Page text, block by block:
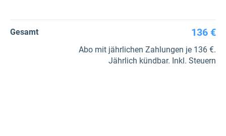
Gesamt 136 €
Abo mit jährlichen Zahlungen je 136 €.
Jährlich kündbar. Inkl. Steuern